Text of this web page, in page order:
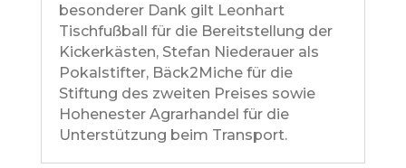
besonderer Dank gilt Leonhart
Tischfußball für die Bereitstellung der
Kickerkästen, Stefan Niederauer als
Pokalstifter, Bäck2Miche für die
Stiftung des zweiten Preises sowie
Hohenester Agrarhandel für die
Unterstützung beim Transport.